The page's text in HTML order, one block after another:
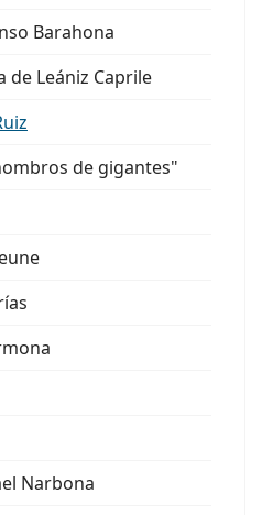
Barahona
de Leániz Caprile
de gigantes"
Narbona